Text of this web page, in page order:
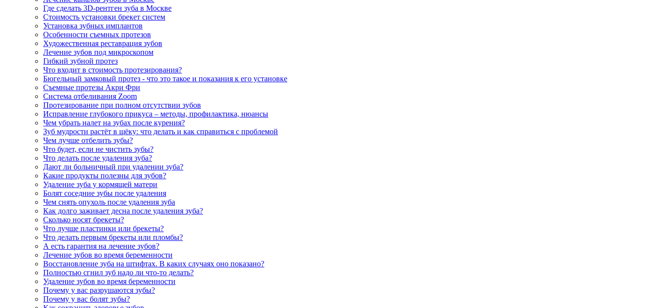
Где сделать 3D-рентген зуба в Москве
Стоимость установки брекет систем
Установка зубных имплантов
Особенности съемных протезов
Художественная реставрация зубов
Лечение зубов под микроскопом
Гибкий зубной протез
Что входит в стоимость протезирования?
Бюгельный замковый протез - что это такое и показания к его установке
Съемные протезы Акри Фри
Система отбеливания Zoom
Протезирование при полном отсутствии зубов
Исправление глубокого прикуса – методы, профилактика, нюансы
Чем убрать налет на зубах после курения?
Зуб мудрости растёт в щёку: что делать и как справиться с проблемой
Чем лучше отбелить зубы?
Что будет, если не чистить зубы?
Что делать после удаления зуба?
Дают ли больничный при удалении зуба?
Какие продукты полезны для зубов?
Удаление зуба у кормящей матери
Болят соседние зубы после удаления
Чем снять опухоль после удаления зуба
Как долго заживает десна после удаления зуба?
Сколько носят брекеты?
Что лучше пластинки или брекеты?
Что делать первым брекеты или пломбы?
А есть гарантия на лечение зубов?
Лечение зубов во время беременности
Восстановление зуба на штифтах. В каких случаях оно показано?
Полностью сгнил зуб надо ли что-то делать?
Удаление зубов во время беременности
Почему у вас разрушаются зубы?
Почему у вас болят зубы?